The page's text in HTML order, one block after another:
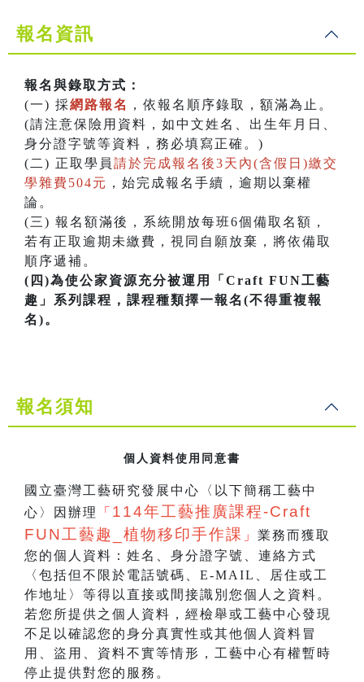
報名資訊
報名與錄取方式：
(一) 採網路報名
，依報名順序錄取，額滿為止。
(請注意保險用資料，如中文姓名、出生年月日、
身分證字號等資料，務必填寫正確。)
(二) 正取學員 請於完成報名後3天內(含假日)繳交
學雜費504元 ，始完成報名手續，逾期以棄權
論。
(三) 報名額滿後，系統開放每班6個備取名額，
若有正取逾期未繳費，視同自願放棄，將依備取
順序遞補。
(四)為使公家資源充分被運用「Craft FUN工藝
趣」系列課程，課程種類擇一報名(不得重複報
名)。
報名須知
個人資料使用同意書
國立臺灣工藝研究發展中心〈以下簡稱工藝中
心〉因辦理
「 114年工藝推廣課程-Craft
FUN工藝趣_ 植物移印手作課 」 業務而獲取
您的個人資料：姓名、身分證字號、連絡方式
〈包括但不限於電話號碼、E-MAIL、居住或工
作地址〉等得以直接或間接識別您個人之資料。
若您所提供之個人資料，經檢舉或工藝中心發現
不足以確認您的身分真實性或其他個人資料冒
用、盜用、資料不實等情形，工藝中心有權暫時
停止提供對您的服務。